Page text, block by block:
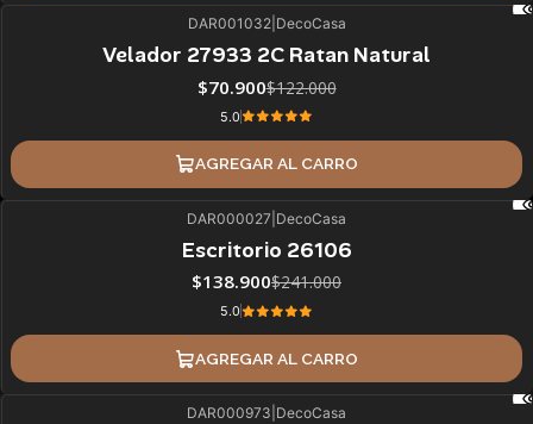
DAR001032| DecoCasa
Velador 27933 2C Ratan Natural
$70.900$122.000
5.0
AGREGAR AL CARRO
DAR000027 DecoCasa
Escritorio 26106
$138.900$241.000
5.0
AGREGAR AL CARRO
DAR000973 DecoCasa